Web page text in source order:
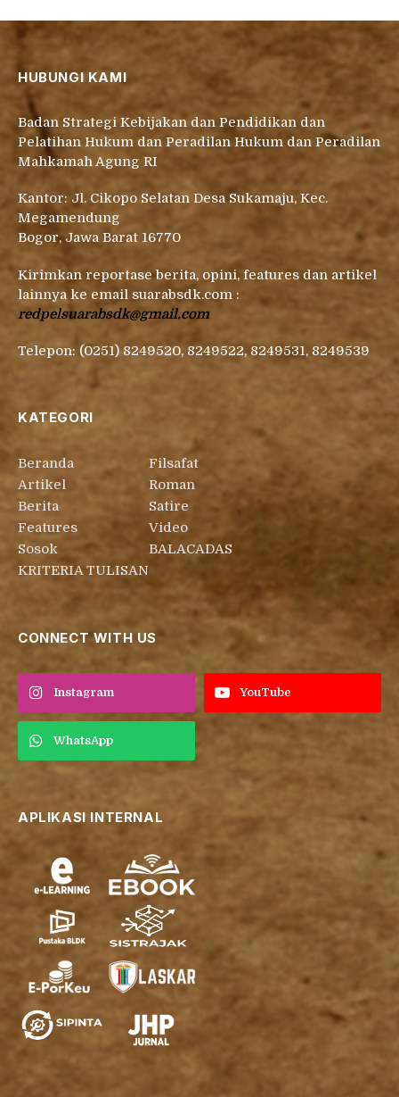
HUBUNGI KAMI
Badan Strategi Kebijakan dan Pendidikan dan
Pelatihan Hukum dan Peradilan Hukum dan Peradilan
Mahkamah Agung RI
Kantor: Jl. Cikopo Selatan Desa Sukamaju, Kec.
Megamendung
Bogor, Jawa Barat 16770
Kirimkan reportase berita, opini, features dan artikel
lainnya ke email suarabsdk.com :
redpelsuarabsdk@gmail.com
Telepon: (0251) 8249520, 8249522, 8249531, 8249539
KATEGORI
Beranda
Artikel
Berita
Features
Sosok
KRITERIA TULISAN
Filsafat
Roman
Satire
Video
BALACADAS
CONNECT WITH US
Instagram YouTube
WhatsApp
APLIKASI INTERNAL